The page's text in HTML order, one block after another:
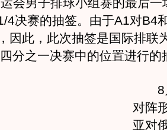
会男子排球小组赛的最后一
4决赛的抽签。由于A1对B4
因此，此次抽签是国际排联
分之一决赛中的位置进行的
8月
对阵
亚对